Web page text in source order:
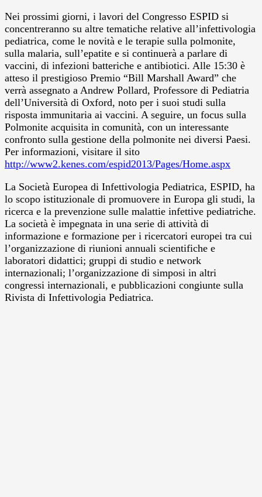
Nei prossimi giorni, i lavori del Congresso ESPID si
concentreranno su altre tematiche relative all’infettivologia
pediatrica, come le novità e le terapie sulla polmonite,
sulla malaria, sull’epatite e si continuerà a parlare di
vaccini, di infezioni batteriche e antibiotici. Alle 15:30 è
atteso il prestigioso Premio “Bill Marshall Award” che
verrà assegnato a Andrew Pollard, Professore di Pediatria
dell’Università di Oxford, noto per i suoi studi sulla
risposta immunitaria ai vaccini. A seguire, un focus sulla
Polmonite acquisita in comunità, con un interessante
confronto sulla gestione della polmonite nei diversi Paesi.
Per informazioni, visitare il sito
http://www2.kenes.com/espid2013/Pages/Home.aspx
La Società Europea di Infettivologia Pediatrica, ESPID, ha
lo scopo istituzionale di promuovere in Europa gli studi, la
ricerca e la prevenzione sulle malattie infettive pediatriche.
La società è impegnata in una serie di attività di
informazione e formazione per i ricercatori europei tra cui
l’organizzazione di riunioni annuali scientifiche e
laboratori didattici; gruppi di studio e network
internazionali; l’organizzazione di simposi in altri
congressi internazionali, e pubblicazioni congiunte sulla
Rivista di Infettivologia Pediatrica.